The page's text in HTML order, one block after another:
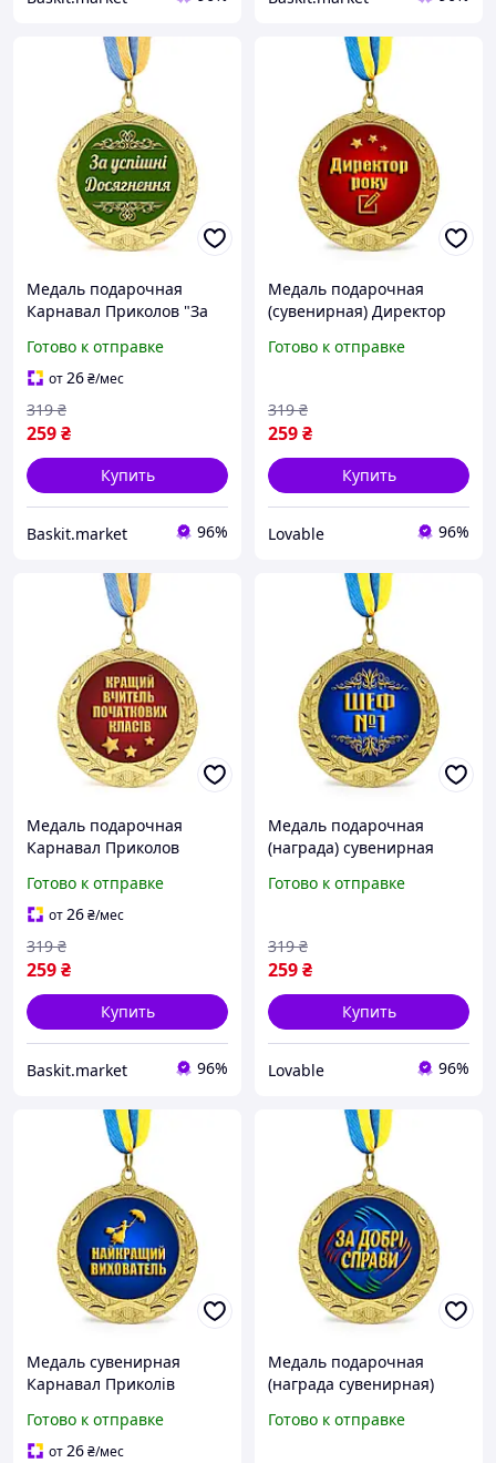
Медаль подарочная
Карнавал Приколов "За
Золотистая 7 см
Готово к отправке
от26₴/мес
259₴
319 ₴
Купить
Baskit.market 96%
Медаль подарочная
(сувенирная) Директор
наградная медаль шефу
Готово к отправке
259₴
319 ₴
Купить
Lovable 96%
Медаль подарочная
Карнавал Приколов
початкових класів"
Золотистая
Готово к отправке
от26₴/мес
259₴
319 ₴
Купить
Baskit.market 96%
Медаль подарочная
(награда) сувенирная
(Carnaval Prikolov) Шеф
лентой
Готово к отправке
259₴
319 ₴
Купить
Lovable 96%
Медаль сувенирная
Карнавал Приколів
Золотистая 7 см
Готово к отправке
от26₴/мес
Медаль подарочная
(награда сувенирная)
добрые дела, золотистая
Готово к отправке